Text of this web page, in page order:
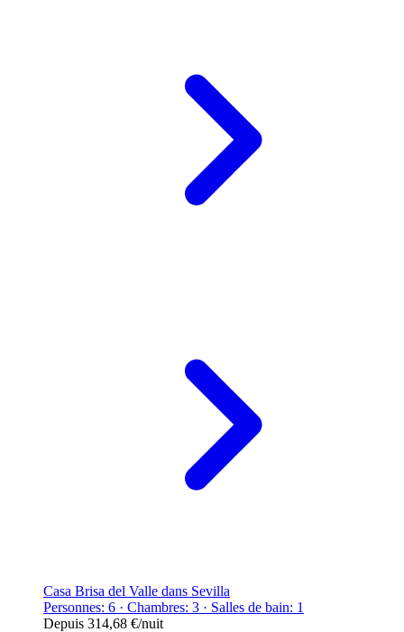
Casa Brisa del Valle dans Sevilla
Personnes: 6 · Chambres: 3 · Salles de bain: 1
Depuis 314,68 €/nuit